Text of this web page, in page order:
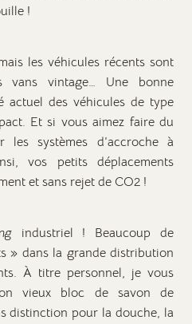
!
les véhicules récents sont
vans vintage… Une bonne
actuel des véhicules de type
Et si vous aimez faire du
les systèmes d’accroche à
vos petits déplacements
et sans rejet de CO2 !
industriel ! Beaucoup de
» dans la grande distribution
À titre personnel, je vous
vieux bloc de savon de
distinction pour la douche, la